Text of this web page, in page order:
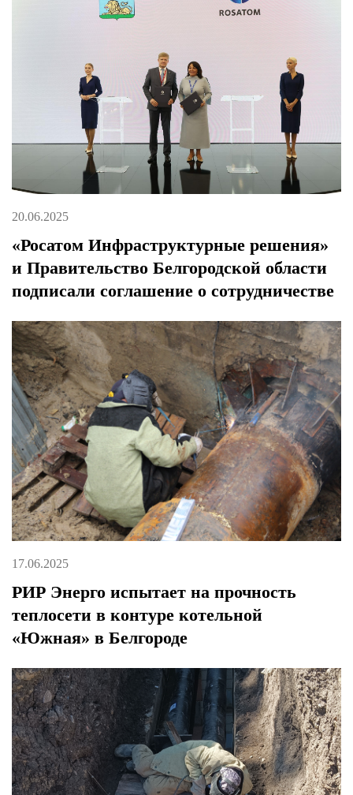
20.06.2025
«Росатом Инфраструктурные решения»
и Правительство Белгородской области
подписали соглашение о сотрудничестве
17.06.2025
РИР Энерго испытает на прочность
теплосети в контуре котельной
«Южная» в Белгороде